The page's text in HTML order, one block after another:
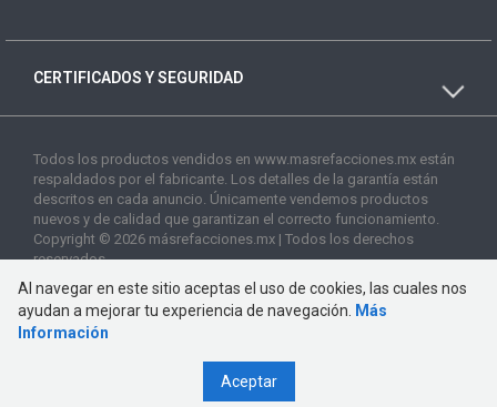
CERTIFICADOS Y SEGURIDAD
Todos los productos vendidos en www.masrefacciones.mx están
respaldados por el fabricante. Los detalles de la garantía están
descritos en cada anuncio. Únicamente vendemos productos
nuevos y de calidad que garantizan el correcto funcionamiento.
Copyright © 2026 másrefacciones.mx | Todos los derechos
reservados
Al navegar en este sitio aceptas el uso de cookies, las cuales nos
ayudan a mejorar tu experiencia de navegación.
Más
Información
Aceptar